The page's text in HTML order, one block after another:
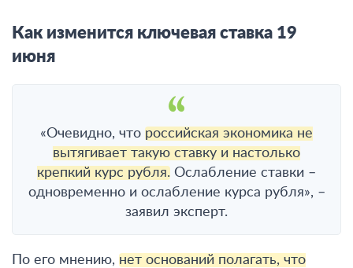
Как изменится ключевая ставка 19
июня
«Очевидно, что российская экономика не
вытягивает такую ставку и настолько
крепкий курс рубля. Ослабление ставки –
одновременно и ослабление курса рубля», –
заявил эксперт.
По его мнению, нет оснований полагать, что